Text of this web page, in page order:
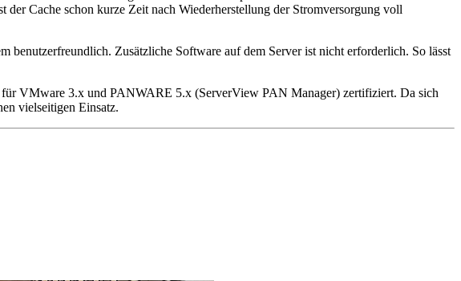
Cache schon kurze Zeit nach Wiederherstellung der Stromversorgung voll
Zusätzliche Software auf dem Server ist nicht erforderlich. So lässt
VMware 3.x und PANWARE 5.x (ServerView PAN Manager) zertifiziert. Da sich
vielseitigen Einsatz.